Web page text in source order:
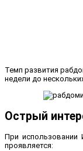
Темп развития
недели до
Острый
При
проявляется: